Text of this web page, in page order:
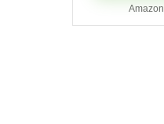
Amazon